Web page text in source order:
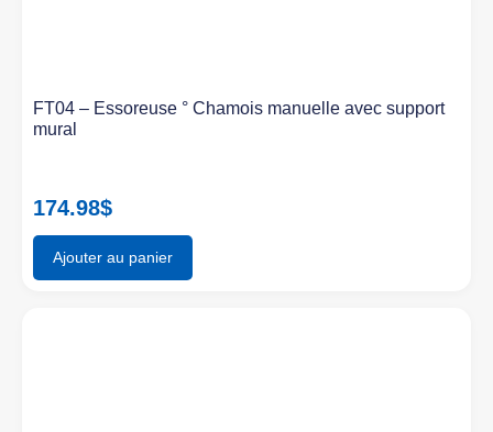
FT04 – Essoreuse ° Chamois manuelle avec support
mural
174.98$
Ajouter au panier